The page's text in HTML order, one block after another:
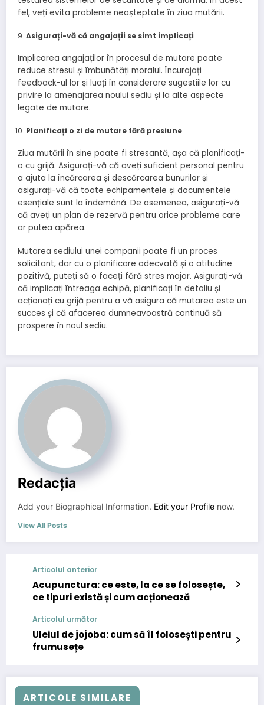
fel, veți evita probleme neașteptate în ziua mutării.
Asigurați-vă că angajații se simt implicați
Implicarea angajaților în procesul de mutare poate
reduce stresul și îmbunătăți moralul. Încurajați
feedback-ul lor și luați în considerare sugestiile lor cu
privire la amenajarea noului sediu și la alte aspecte
legate de mutare.
Planificați o zi de mutare fără presiune
Ziua mutării în sine poate fi stresantă, așa că planificați-
o cu grijă. Asigurați-vă că aveți suficient personal pentru
a ajuta la încărcarea și descărcarea bunurilor și
asigurați-vă că toate echipamentele și documentele
esențiale sunt la îndemână. De asemenea, asigurați-vă
că aveți un plan de rezervă pentru orice probleme care
ar putea apărea.
Mutarea sediului unei companii poate fi un proces
solicitant, dar cu o planificare adecvată și o atitudine
pozitivă, puteți să o faceți fără stres major. Asigurați-vă
că implicați întreaga echipă, planificați în detaliu și
acționați cu grijă pentru a vă asigura că mutarea este un
succes și că afacerea dumneavoastră continuă să
prospere în noul sediu.
Redacția
Add your Biographical Information. Edit your Profile now.
View All Posts
Articolul anterior
Acupunctura: ce este, la ce se folosește,
ce tipuri există și cum acționează
Articolul următor
Uleiul de jojoba: cum să îl folosești pentru
frumusețe
ARTICOLE SIMILARE